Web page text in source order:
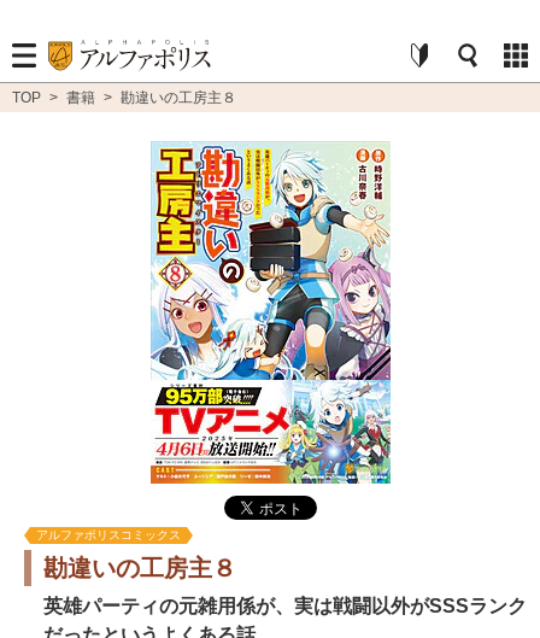
TOP > 書籍 > 勘違いの工房主８
アルファポリスコミックス
勘違いの工房主８
英雄パーティの元雑用係が、実は戦闘以外がSSSランク